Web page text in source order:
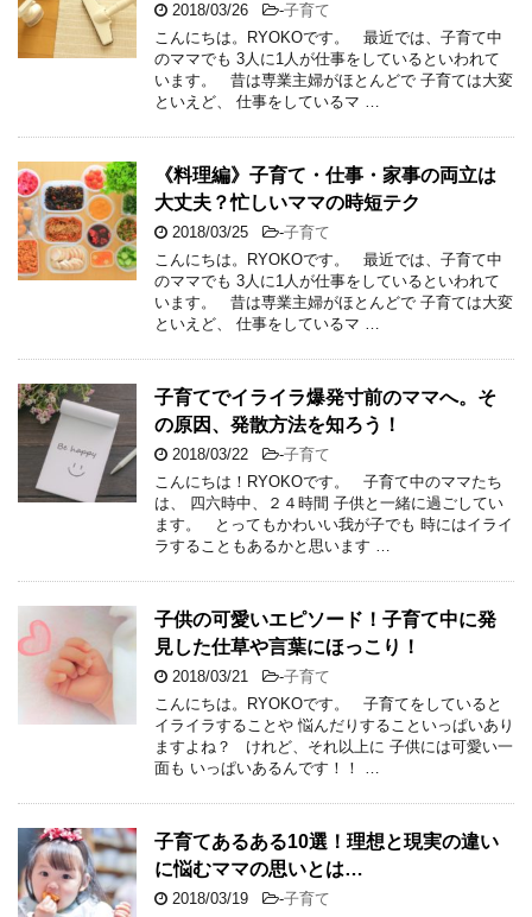
2018/03/26 -子育て
こんにちは。RYOKOです。 最近では、子育て中
のママでも 3人に1人が仕事をしているといわれて
います。 昔は専業主婦がほとんどで 子育ては大変
といえど、 仕事をしているマ …
《料理編》子育て・仕事・家事の両立は
大丈夫？忙しいママの時短テク
2018/03/25 -子育て
こんにちは。RYOKOです。 最近では、子育て中
のママでも 3人に1人が仕事をしているといわれて
います。 昔は専業主婦がほとんどで 子育ては大変
といえど、 仕事をしているマ …
子育てでイライラ爆発寸前のママへ。そ
の原因、発散方法を知ろう！
2018/03/22 -子育て
こんにちは！RYOKOです。 子育て中のママたち
は、 四六時中、２４時間 子供と一緒に過ごしてい
ます。 とってもかわいい我が子でも 時にはイライ
ラすることもあるかと思います …
子供の可愛いエピソード！子育て中に発
見した仕草や言葉にほっこり！
2018/03/21 -子育て
こんにちは。RYOKOです。 子育てをしていると
イライラすることや 悩んだりすることいっぱいあり
ますよね？ けれど、それ以上に 子供には可愛い一
面も いっぱいあるんです！！ …
子育てあるある10選！理想と現実の違い
に悩むママの思いとは…
2018/03/19 -子育て